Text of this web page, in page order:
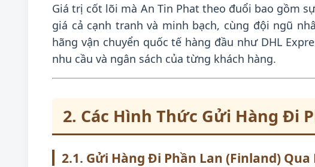
Giá trị cốt lõi mà An Tin Phat theo đuổi bao gồm
giá cả cạnh tranh và minh bạch, cùng đội ngũ
hãng vận chuyển quốc tế hàng đầu như DHL
nhu cầu và ngân sách của từng khách hàng.
2. Các Hình Thức Gửi Hàng Đi
2.1. Gửi Hàng Đi Phần Lan (Finland) Qua